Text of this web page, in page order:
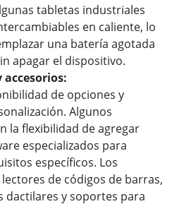
tabletas industriales
en caliente, lo
una batería agotada
apagar el dispositivo.
accesorios:
de opciones y
Algunos
la flexibilidad de agregar
especializados para
específicos. Los
de códigos de barras,
dactilares y soportes para